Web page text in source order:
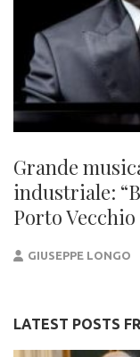
Grande
industriale:
Porto Vecchio
GIUSEPPE LONGO
LATEST POSTS